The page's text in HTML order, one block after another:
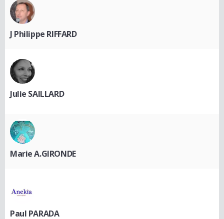
J Philippe RIFFARD
Julie SAILLARD
Marie A.GIRONDE
Paul PARADA